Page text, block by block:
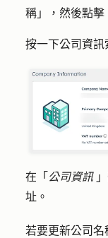
稱」，然後點擊
按一下公司資訊
在「 公司資訊
址。
若要更新公司名